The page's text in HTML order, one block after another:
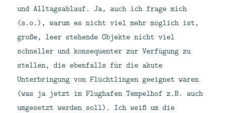
und Alltagsablauf. Ja, auch ich frage mich
(s.o.), warum es nicht viel mehr möglich ist,
große, leer stehende Objekte nicht viel
schneller und konsequenter zur Verfügung zu
stellen, die ebenfalls für die akute
Unterbringung von Flüchtlingen geeignet wären
(was ja jetzt im Flughafen Tempelhof z.B. auch
umgesetzt werden soll). Ich weiß um die